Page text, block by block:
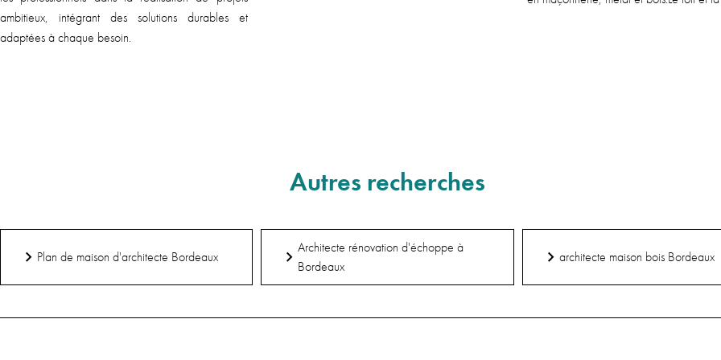
ambitieux, intégrant des solutions durables et
adaptées à chaque besoin.
Autres recherches
Plan de maison d'architecte Bordeaux
Architecte rénovation d'échoppe à
Bordeaux
architecte maison bois Bordeaux